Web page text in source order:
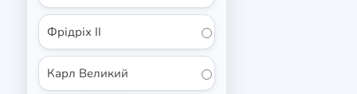
Фрідріх II
Карл Великий